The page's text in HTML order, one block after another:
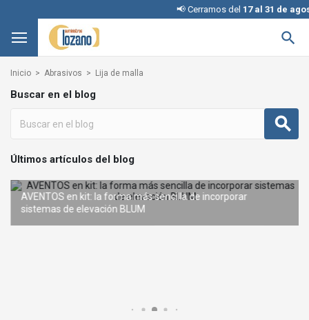
📢 Cerramos del17 al 31 de

Inicio Abrasivos Lija de malla
Buscar en el blog
Últimos artículos del blog
REVEGO de BLUM: el sistema de puertas escamoteables que
AVENTOS en kit: la forma más sencilla de incorporar
sistemas de elevación BLUM
Condena con llave: una solución inteligente y segura sin